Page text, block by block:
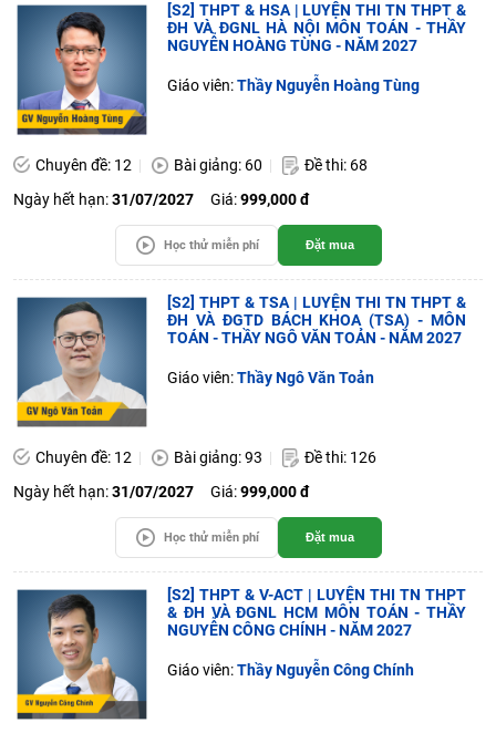
[S2] THPT & HSA | LUYỆN THI TN THPT &
ĐH VÀ ĐGNL HÀ NỘI MÔN TOÁN - THẦY
NGUYỄN HOÀNG TÙNG - NĂM 2027
Giáo viên:Thầy Nguyễn Hoàng Tùng
Chuyên đề: 12 Bài giảng: 60
Đề thi: 68
Ngày hết hạn:31/07/2027 Giá:999,000 đ
Học thử miễn phí Đặt mua
[S2] THPT & TSA | LUYỆN THI TN THPT &
ĐH VÀ ĐGTD BÁCH KHOA (TSA) - MÔN
TOÁN - THẦY NGÔ VĂN TOẢN - NĂM 2027
Giáo viên:Thầy Ngô Văn Toản
Chuyên đề: 12 Bài giảng: 93
Đề thi: 126
Ngày hết hạn:31/07/2027 Giá:999,000 đ
Học thử miễn phí Đặt mua
[S2] THPT & V-ACT | LUYỆN THI TN THPT
& ĐH VÀ ĐGNL HCM MÔN TOÁN - THẦY
NGUYỄN CÔNG CHÍNH - NĂM 2027
Giáo viên:Thầy Nguyễn Công Chính